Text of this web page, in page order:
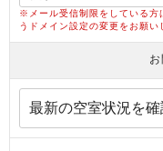
※メール受信制限をしている
うドメイン設定の変更をお願い